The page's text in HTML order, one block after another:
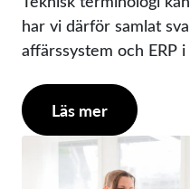
har vi därför samlat
affärssystem och ERP
Läs mer